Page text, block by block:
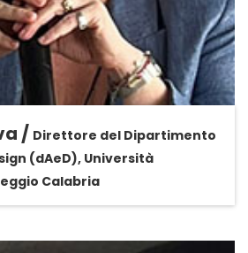
/ Direttore del Dipartimento
(dAeD), Università
Calabria